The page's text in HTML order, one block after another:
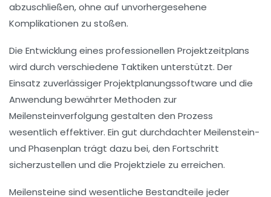
abzuschließen, ohne auf unvorhergesehene
Komplikationen zu stoßen.
Die Entwicklung eines professionellen Projektzeitplans
wird durch verschiedene Taktiken unterstützt. Der
Einsatz zuverlässigerProjektplanungssoftware und die
Anwendung bewährter Methoden zur
Meilensteinverfolgung gestalten den Prozess
wesentlich effektiver. Ein gut durchdachter Meilenstein-
und Phasenplan trägt dazu bei, den Fortschritt
sicherzustellen und die Projektziele zu erreichen.
Meilensteine sind wesentliche Bestandteile jeder